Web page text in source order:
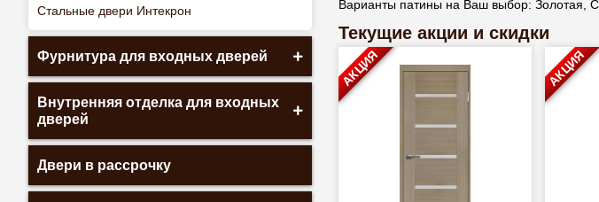
Стальные двери Интекрон
Фурнитура для входных дверей
Внутренняя отделка для входных
дверей
Двери в рассрочку
Варианты патины на Ваш выбор: Золотая,
Текущие акции и скидки
АКЦИЯ АКЦИЯ